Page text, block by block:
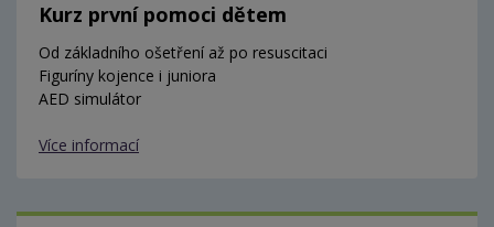
Kurz první pomoci dětem
Od základního ošetření až po resuscitaci
Figuríny kojence i juniora
AED simulátor
Více informací